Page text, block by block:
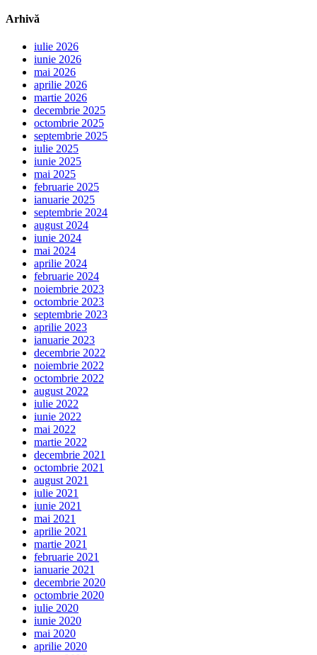
Arhivă
iulie 2026
iunie 2026
mai 2026
aprilie 2026
martie 2026
decembrie 2025
octombrie 2025
septembrie 2025
iulie 2025
iunie 2025
mai 2025
februarie 2025
ianuarie 2025
septembrie 2024
august 2024
iunie 2024
mai 2024
aprilie 2024
februarie 2024
noiembrie 2023
octombrie 2023
septembrie 2023
aprilie 2023
ianuarie 2023
decembrie 2022
noiembrie 2022
octombrie 2022
august 2022
iulie 2022
iunie 2022
mai 2022
martie 2022
decembrie 2021
octombrie 2021
august 2021
iulie 2021
iunie 2021
mai 2021
aprilie 2021
martie 2021
februarie 2021
ianuarie 2021
decembrie 2020
octombrie 2020
iulie 2020
iunie 2020
mai 2020
aprilie 2020